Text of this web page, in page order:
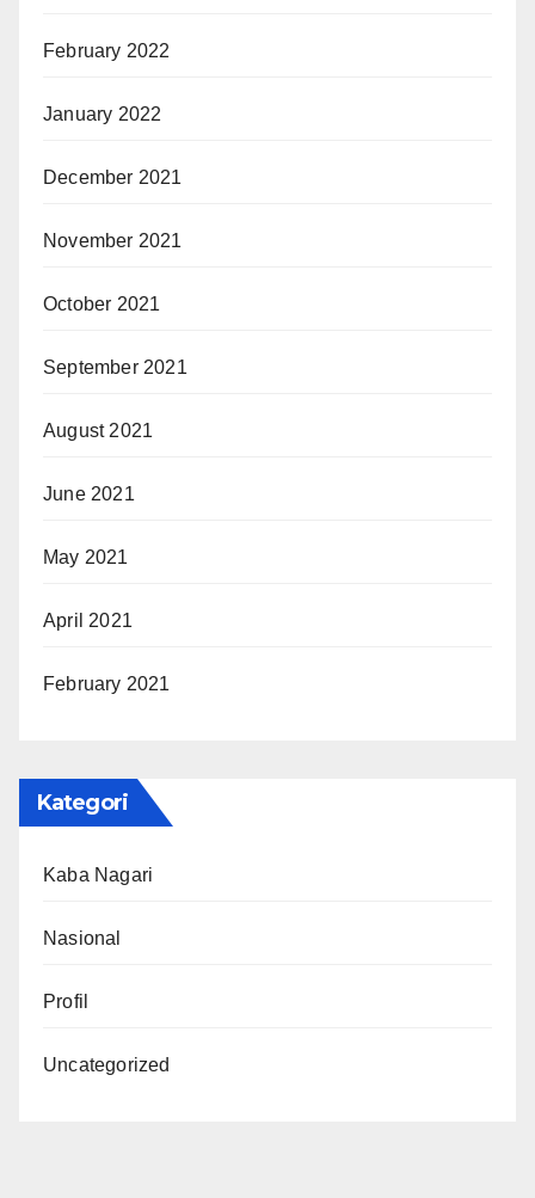
February 2022
January 2022
December 2021
November 2021
October 2021
September 2021
August 2021
June 2021
May 2021
April 2021
February 2021
Kategori
Kaba Nagari
Nasional
Profil
Uncategorized